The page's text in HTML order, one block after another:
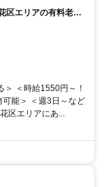
区エリアの有料老人
OK！
＜時給1550円～！
能＞ ＜週3日～など
区エリアにあ...